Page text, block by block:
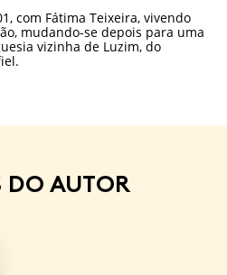
com Fátima Teixeira, vivendo
mudando-se depois para uma
vizinha de Luzim, do
DO AUTOR